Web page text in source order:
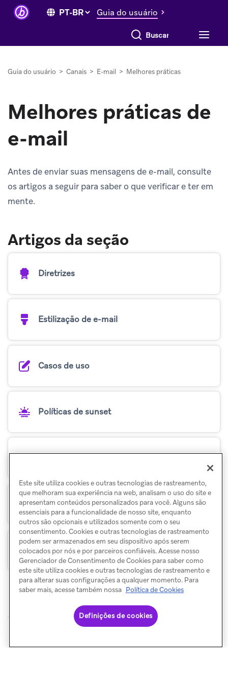
Guia do usuário
Buscar tudo
Guia do usuário > Canais > E-mail > Melhores práticas
Melhores práticas de
e-mail
Antes de enviar suas mensagens de e-mail, consulte
os artigos a seguir para saber o que verificar e ter em
mente.
Artigos da seção
Diretrizes
Estilização de e-mail
Casos de uso
Políticas de sunset
Saiba antes de enviar
Entregabilidade de e-mail
© Braze. All Rights Reserved Privacy Policy
Este site utiliza cookies e outras tecnologias de rastreamento,
que melhoram sua experiência na web, analisam o uso do site e
apresentam conteúdos personalizados para você. Alguns são
essenciais para a funcionalidade de nosso site, enquanto
outros são opcionais e utilizados somente com o seu
consentimento. Cookies e outras tecnologias de rastreamento
podem ser armazenados em seu dispositivo após serem
colocados por nós e por parceiros confiáveis. Acesse nosso
Gerenciador de Consentimento de Cookies para saber como
este site utiliza cookies e outras tecnologias de rastreamento e
para alterar suas configurações a qualquer momento. Para
saber mais, acesse também nossa Política de Cookies
Definições de cookies